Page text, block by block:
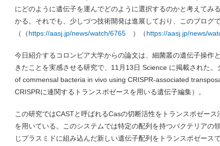
にどのように遺伝子を運んでどのように選択するのかと考えてみ
かる。それでも、少しづつ技術開発は進展しており、このブログ
（（https://aasj.jp/news/watch/6765 ）（https://aasj.jp/news/
今日紹介するコロンビア大学からの論文は、細菌叢の遺伝子操作
きたことを実感させる研究で、11月13日 Science に掲載された
of commensal bacteria in vivo using CRISPR-associated
CRISPRに連関するトランスポゼースを用いる遺伝子編集）。
この研究ではCASTと呼ばれるCasの切断活性をトランスポゼー
を用いている。このシステムでは特定の配列を持つバクテリアの
じプラスミドに組み込んだ新しい遺伝子配列をトランスポゼース